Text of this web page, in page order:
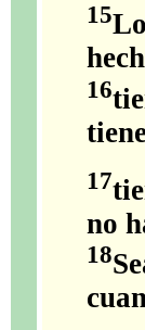
15
16
17
no
18